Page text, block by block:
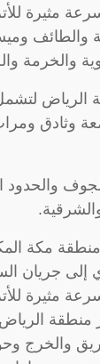
مثيرة
والطائف
والخرمة
الرياض
وثادق
والحدود
مكة
جريان
مثيرة
منطقة
والخرج